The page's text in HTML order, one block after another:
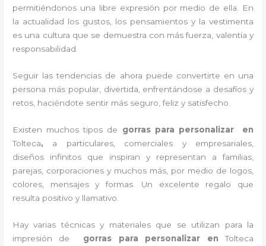
permitiéndonos una libre expresión por medio de ella. En
la actualidad los gustos, los pensamientos y la vestimenta
es una cultura que se demuestra con más fuerza, valentía y
responsabilidad.
Seguir las tendencias de ahora puede convertirte en una
persona más popular, divertida, enfrentándose a desafíos y
retos, haciéndote sentir más seguro, feliz y satisfecho.
Existen muchos tipos de
gorras para personalizar en
Tolteca, a particulares, comerciales y empresariales,
diseños infinitos que inspiran y representan a familias,
parejas, corporaciones y muchos más, por medio de logos,
colores, mensajes y formas. Un excelente regalo que
resulta positivo y llamativo.
Hay varias técnicas y materiales que se utilizan para la
impresión de gorras para personalizar enTolteca